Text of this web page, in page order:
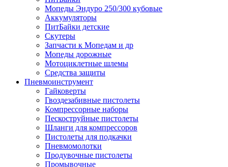
Мопеды Эндуро 250/300 кубовые
Аккумуляторы
ПитБайки детские
Скутеры
Запчасти к Мопедам и др
Мопеды дорожные
Мотоциклетные шлемы
Средства защиты
Пневмоинструмент
Гайковерты
Гвоздезабивные пистолеты
Компрессорные наборы
Пескоструйные пистолеты
Шланги для компрессоров
Пистолеты для подкачки
Пневмомолотки
Продувочные пистолеты
Промывочные